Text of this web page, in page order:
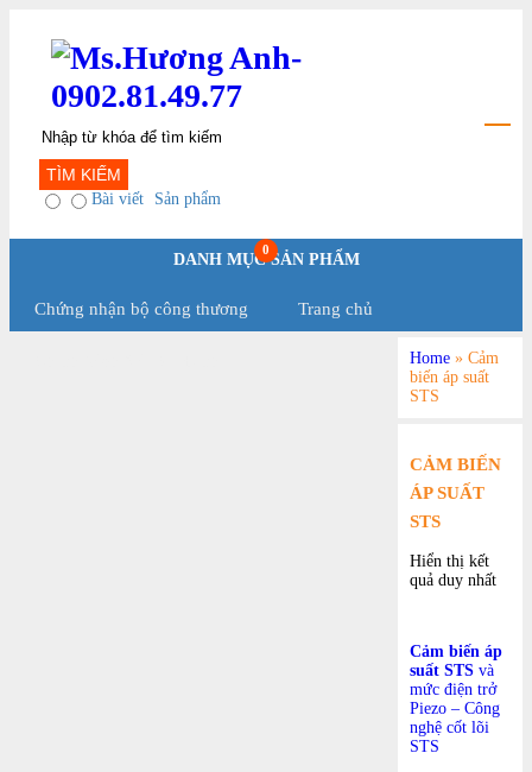
TÌM KIẾM
Bài viết Sản phẩm
0
DANH MỤC SẢN PHẨM
Chứng nhận bộ công thương Trang chủ
Home » Cảm
biến áp suất
STS
CẢM BIẾN
ÁP SUẤT
STS
Hiển thị kết
quả duy nhất
Cảm biến áp
suất STS và
mức điện trở
Piezo – Công
nghệ cốt lõi
STS